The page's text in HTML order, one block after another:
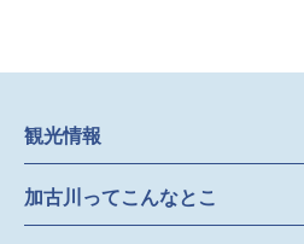
観光情報
加古川ってこんなとこ